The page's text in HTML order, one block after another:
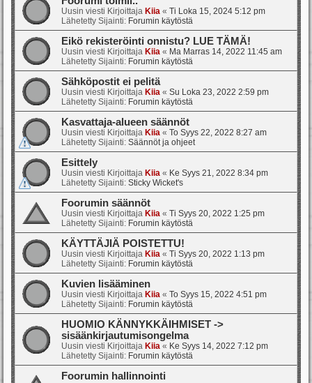
Uusin viesti Kirjoittaja Kiia « Ti Loka 15, 2024 5:12 pm
Lähetetty Sijainti: Forumin käytöstä
Eikö rekisteröinti onnistu? LUE TÄMÄ!
Uusin viesti Kirjoittaja Kiia « Ma Marras 14, 2022 11:45 am
Lähetetty Sijainti: Forumin käytöstä
Sähköpostit ei pelitä
Uusin viesti Kirjoittaja Kiia « Su Loka 23, 2022 2:59 pm
Lähetetty Sijainti: Forumin käytöstä
Kasvattaja-alueen säännöt
Uusin viesti Kirjoittaja Kiia « To Syys 22, 2022 8:27 am
Lähetetty Sijainti: Säännöt ja ohjeet
Esittely
Uusin viesti Kirjoittaja Kiia « Ke Syys 21, 2022 8:34 pm
Lähetetty Sijainti: Sticky Wicket's
Foorumin säännöt
Uusin viesti Kirjoittaja Kiia « Ti Syys 20, 2022 1:25 pm
Lähetetty Sijainti: Forumin käytöstä
KÄYTTÄJIÄ POISTETTU!
Uusin viesti Kirjoittaja Kiia « Ti Syys 20, 2022 1:13 pm
Lähetetty Sijainti: Forumin käytöstä
Kuvien lisääminen
Uusin viesti Kirjoittaja Kiia « To Syys 15, 2022 4:51 pm
Lähetetty Sijainti: Forumin käytöstä
HUOMIO KÄNNYKKÄIHMISET ->
sisäänkirjautumisongelma
Uusin viesti Kirjoittaja Kiia « Ke Syys 14, 2022 7:12 pm
Lähetetty Sijainti: Forumin käytöstä
Foorumin hallinnointi